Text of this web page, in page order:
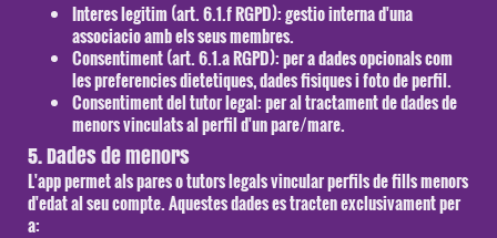
Interes legitim(art. 6.1.f RGPD): gestio interna d'una
associacio amb els seus membres.
Consentiment(art. 6.1.a RGPD): per a dades opcionals com
les preferencies dietetiques, dades fisiques i foto de perfil.
Consentiment del tutor legal: per al tractament de dades de
menors vinculats al perfil d'un pare/mare.
5. Dades de menors
L'app permet als pares o tutors legals vincular perfils de fills menors
d'edat al seu compte. Aquestes dades es tracten exclusivament per
a: